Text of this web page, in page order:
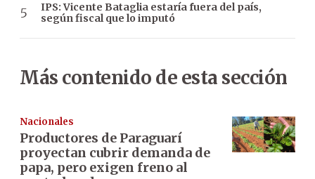
IPS: Vicente Bataglia estaría fuera del país,
según fiscal que lo imputó
Más contenido de esta sección
Nacionales
Productores de Paraguarí
proyectan cubrir demanda de
papa, pero exigen freno al